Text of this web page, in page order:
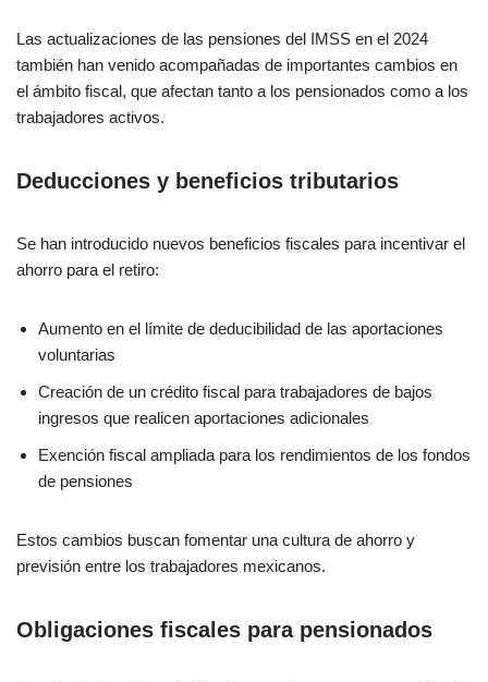
Las actualizaciones de las pensiones del IMSS en el 2024
también han venido acompañadas de importantes cambios en
el ámbito fiscal, que afectan tanto a los pensionados como a los
trabajadores activos.
Deducciones y beneficios tributarios
Se han introducido nuevos beneficios fiscales para incentivar el
ahorro para el retiro:
Aumento en el límite de deducibilidad de las aportaciones
voluntarias
Creación de un crédito fiscal para trabajadores de bajos
ingresos que realicen aportaciones adicionales
Exención fiscal ampliada para los rendimientos de los fondos
de pensiones
Estos cambios buscan fomentar una cultura de ahorro y
previsión entre los trabajadores mexicanos.
Obligaciones fiscales para pensionados